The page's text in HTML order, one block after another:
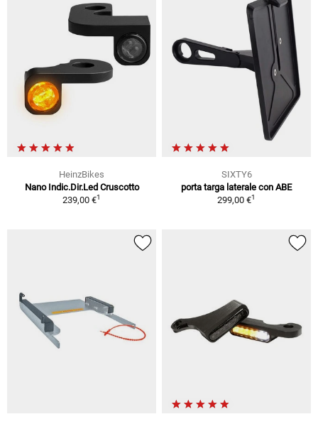
HeinzBikes
Nano Indic.Dir.Led Cruscotto
239,00 €1
SIXTY6
porta targa laterale con ABE
299,00 €1